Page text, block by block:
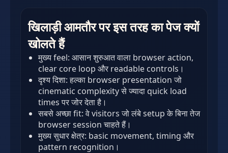
खिलाड़ी आमतौर पर इस तरह का पेज क्यों
खोलते हैं
मुख्य feel: आसान शुरुआत वाला browser action,
clear core loop और readable controls।
दृश्य दिशा: हल्का browser presentation जो
cinematic complexity से ज्यादा quick load
times पर जोर देता है।
सबसे अच्छा fit: वे visitors जो लंबे setup के बिना तेज
browser session चाहते हैं।
मुख्य सुधार क्षेत्र: basic movement, timing और
pattern recognition।